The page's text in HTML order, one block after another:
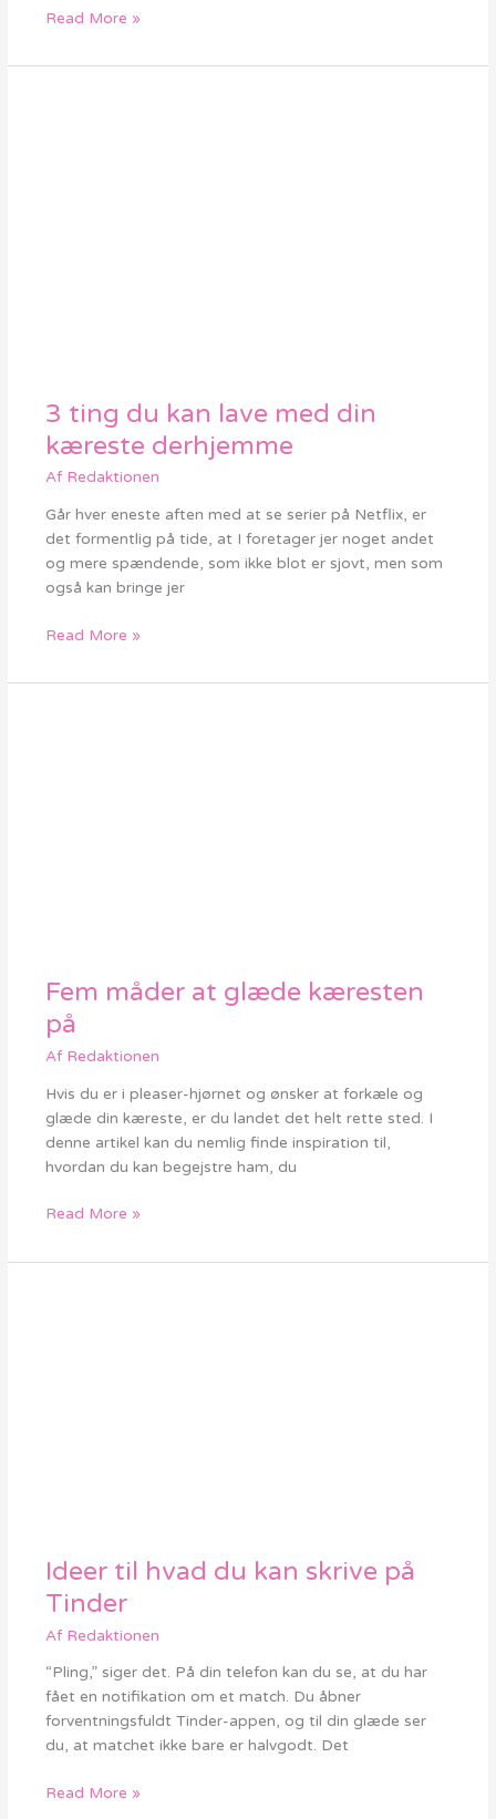
Read More »
3 ting du kan lave med din
kæreste derhjemme
Af Redaktionen
Går hver eneste aften med at se serier på Netflix, er
det formentlig på tide, at I foretager jer noget andet
og mere spændende, som ikke blot er sjovt, men som
også kan bringe jer
3
ting
du
kan
lave
med
kæreste
Read More »
Fem måder at glæde kæresten
på
Af Redaktionen
Hvis du er i pleaser-hjørnet og ønsker at forkæle og
glæde din kæreste, er du landet det helt rette sted. I
denne artikel kan du nemlig finde inspiration til,
hvordan du kan begejstre ham, du
Fem
måder
at
glæde
kæresten
på
Read More »
Ideer til hvad du kan skrive på
Tinder
Af Redaktionen
“Pling,” siger det. På din telefon kan du se, at du har
fået en notifikation om et match. Du åbner
forventningsfuldt Tinder-appen, og til din glæde ser
du, at matchet ikke bare er halvgodt. Det
Ideer
til
hvad
du
kan
skrive
på
Tinder
Read More »